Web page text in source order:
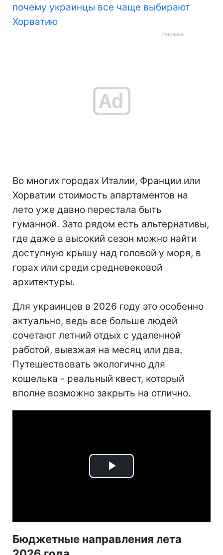
почему украинцы все чаще выбирают
Хорватию
Во многих городах Италии, Франции или
Хорватии стоимость апартаментов на
лето уже давно перестала быть
гуманной. Зато рядом есть альтернативы,
где даже в высокий сезон можно найти
доступную крышу над головой у моря, в
горах или среди средневековой
архитектуры.
Для украинцев в 2026 году это особенно
актуально, ведь все больше людей
сочетают летний отдых с удаленной
работой, выезжая на месяц или два.
Путешествовать экологично для
кошелька - реальный квест, который
вполне возможно закрыть на отлично.
Play
Бюджетные направления лета